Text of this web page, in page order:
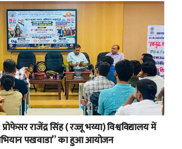
राजेंद्र सिंह ( रज्जू भय्या) विश्वविद्यालय में
पखवाडा” का हुआ आयोजन